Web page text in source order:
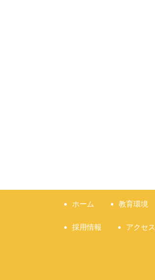
ホーム 教育環境
採用情報 アクセス